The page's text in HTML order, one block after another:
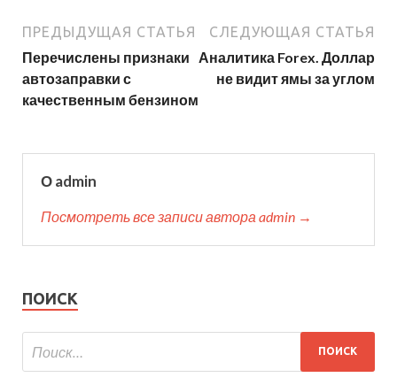
ПРЕДЫДУЩАЯ СТАТЬЯ
Перечислены признаки
автозаправки с
качественным бензином
СЛЕДУЮЩАЯ СТАТЬЯ
Аналитика Forex. Доллар
не видит ямы за углом
О admin
Посмотреть все записи автора admin →
ПОИСК